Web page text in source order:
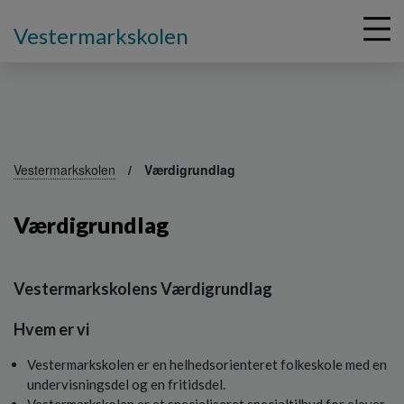
Vestermarkskolen
Vestermarkskolen Værdigrundlag
Værdigrundlag
Vestermarkskolens Værdigrundlag
Hvem er vi
Vestermarkskolen er en helhedsorienteret folkeskole med en
undervisningsdel og en fritidsdel.